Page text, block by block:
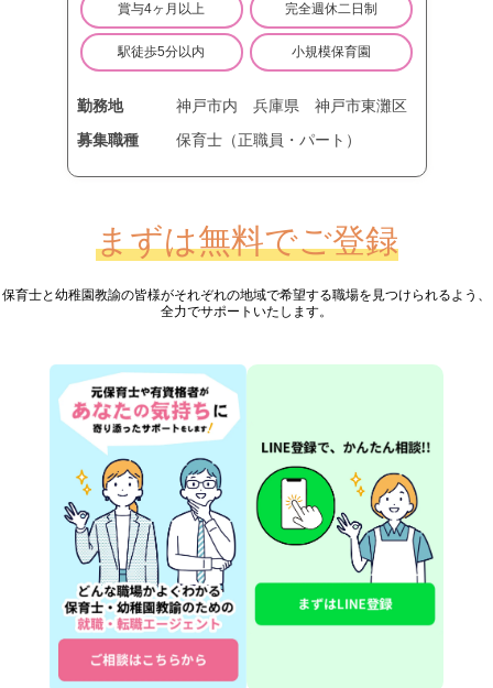
賞与4ヶ月以上 完全週休二日制
駅徒歩5分以内 小規模保育園
勤務地 神戸市内 兵庫県
神戸市東灘区
募集職種
保育士（正職員・パート）
まずは無料でご登録
保育士と幼稚園教諭の皆様がそれぞれの地域で希望する職場を見つけられるよう、
全力でサポートいたします。